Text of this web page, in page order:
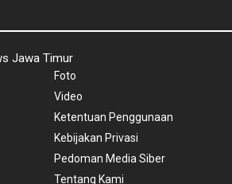
Jawa Timur
Foto
Video
Ketentuan Penggunaan
Kebijakan Privasi
Pedoman Media Siber
Tentang Kami